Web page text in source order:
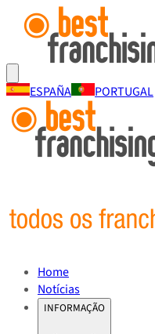
ESPAÑA PORTUGAL
Home
Notícias
INFORMAÇÃO